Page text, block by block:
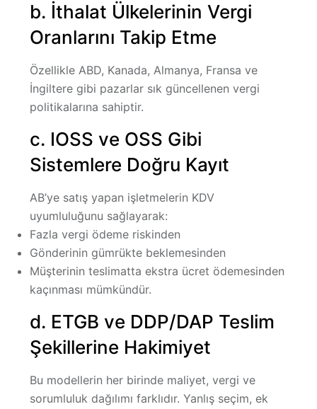
b. İthalat Ülkelerinin Vergi
Oranlarını Takip Etme
Özellikle ABD, Kanada, Almanya, Fransa ve
İngiltere gibi pazarlar sık güncellenen vergi
politikalarına sahiptir.
c. IOSS ve OSS Gibi
Sistemlere Doğru Kayıt
AB’ye satış yapan işletmelerin KDV
uyumluluğunu sağlayarak:
Fazla vergi ödeme riskinden
Gönderinin gümrükte beklemesinden
Müşterinin teslimatta ekstra ücret ödemesinden
kaçınması mümkündür.
d. ETGB ve DDP/DAP Teslim
Şekillerine Hakimiyet
Bu modellerin her birinde maliyet, vergi ve
sorumluluk dağılımı farklıdır. Yanlış seçim, ek